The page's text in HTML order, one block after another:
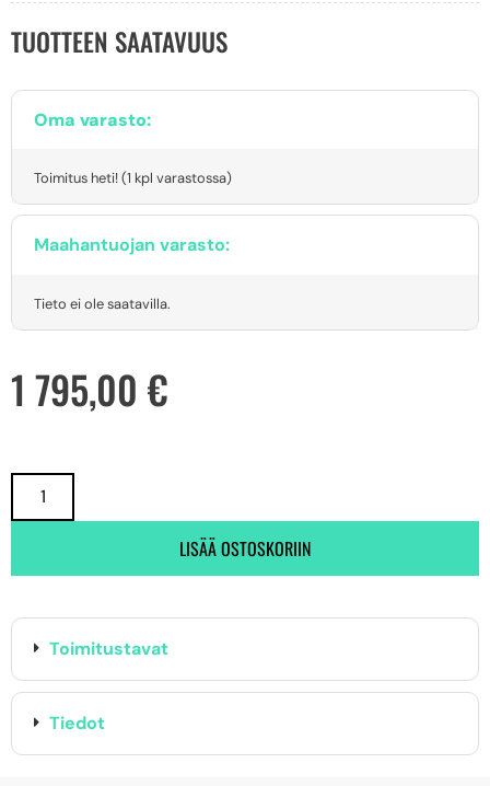
TUOTTEEN SAATAVUUS
Oma varasto:
Toimitus heti! (1 kpl varastossa)
Maahantuojan varasto:
Tieto ei ole saatavilla.
1 795,00 €
LISÄÄ OSTOSKORIIN
Toimitustavat
Tiedot